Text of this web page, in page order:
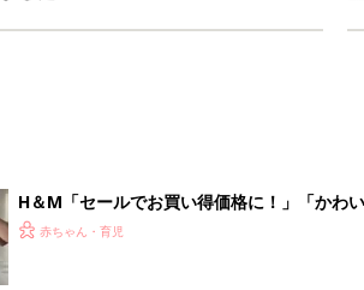
H＆М「セールでお買い得価格に！」「かわ
赤ちゃん・育児